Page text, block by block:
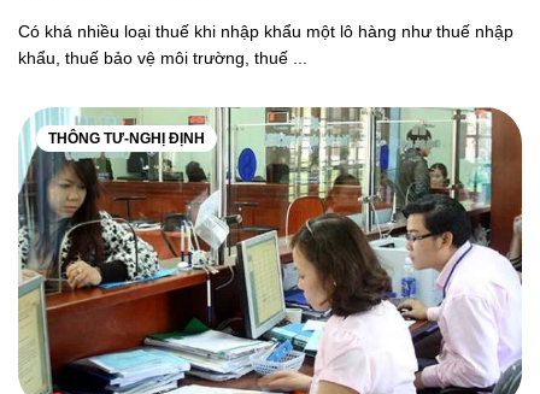
Có khá nhiều loại thuế khi nhập khẩu một lô hàng như thuế nhập
khẩu, thuế bảo vệ môi trường, thuế ...
THÔNG TƯ-NGHỊ ĐỊNH